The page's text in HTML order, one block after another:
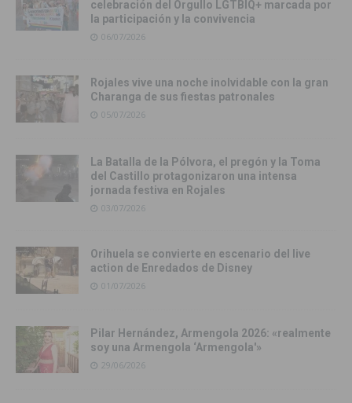
celebración del Orgullo LGTBIQ+ marcada por
la participación y la convivencia
06/07/2026
Rojales vive una noche inolvidable con la gran
Charanga de sus fiestas patronales
05/07/2026
La Batalla de la Pólvora, el pregón y la Toma
del Castillo protagonizaron una intensa
jornada festiva en Rojales
03/07/2026
Orihuela se convierte en escenario del live
action de Enredados de Disney
01/07/2026
Pilar Hernández, Armengola 2026: «realmente
soy una Armengola ‘Armengola'»
29/06/2026